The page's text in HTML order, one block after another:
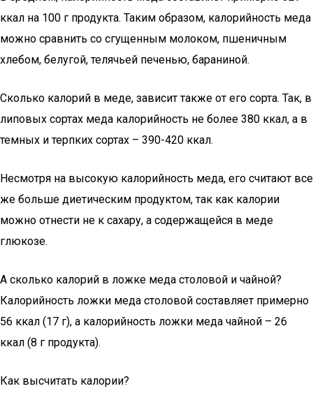
ккал на 100 г продукта. Таким образом, калорийность меда
можно сравнить со сгущенным молоком, пшеничным
хлебом, белугой, телячьей печенью, бараниной.
Сколько калорий в меде, зависит также от его сорта. Так, в
липовых сортах меда калорийность не более 380 ккал, а в
темных и терпких сортах – 390-420 ккал.
Несмотря на высокую калорийность меда, его считают все
же больше диетическим продуктом, так как калории
можно отнести не к сахару, а содержащейся в меде
глюкозе.
А сколько калорий в ложке меда столовой и чайной?
Калорийность ложки меда столовой составляет примерно
56 ккал (17 г), а калорийность ложки меда чайной – 26
ккал (8 г продукта).
Как высчитать калории?